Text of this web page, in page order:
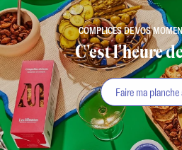
COMPLICES DE VOS
C'est l'heure
Faire ma planche